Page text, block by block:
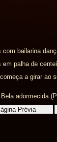
bailarina
palha de
a girar ao
adormecida